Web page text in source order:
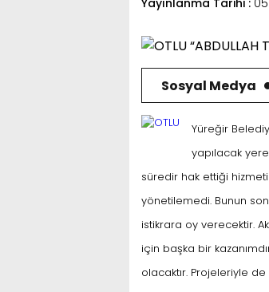
Yayınlanma Tarihi :
Sosyal Medya
Yüreğir
yapılacak
süredir hak ettiği
yönetilemedi. Bunun
istikrara oy verecektir.
için başka bir
olacaktır. Projeleriyle